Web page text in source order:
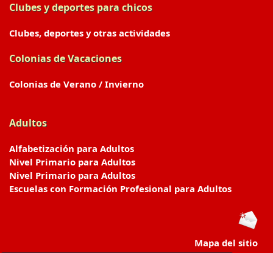
Clubes y deportes para chicos
Clubes, deportes y otras actividades
Colonias de Vacaciones
Colonias de Verano / Invierno
Adultos
Alfabetización para Adultos
Nivel Primario para Adultos
Nivel Primario para Adultos
Escuelas con Formación Profesional para Adultos
Mapa del sitio